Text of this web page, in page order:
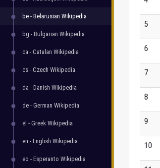
be - Belarusian Wikipedia
bg - Bulgarian Wikipedia
ca - Catalan Wikipedia
cs - Czech Wikipedia
da - Danish Wikipedia
de - German Wikipedia
el - Greek Wikipedia
en - English Wikipedia
eo - Esperanto Wikipedia
5
6
7
8
9
10